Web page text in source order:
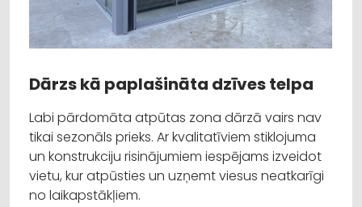
Dārzs kā paplašināta dzīves telpa
Labi pārdomāta atpūtas zona dārzā vairs nav
tikai sezonāls prieks. Ar kvalitatīviem stiklojuma
un konstrukciju risinājumiem iespējams izveidot
vietu, kur atpūsties un uzņemt viesus neatkarīgi
no laikapstākļiem.